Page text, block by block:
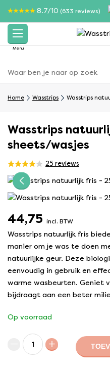
8.7/10 (633 reviews)
Menu
Home Wasstrips Wasstrips
Wasstrips
sheets/wasjes
25 reviews
44,75 incl. BTW
Wasstrips natuurlijk fris
manier om je was te doen
natuurlijke geur. Deze
eenvoudig in gebruik en
warme wasbeurten. Geniet
bijdraagt aan een beter
Op voorraad